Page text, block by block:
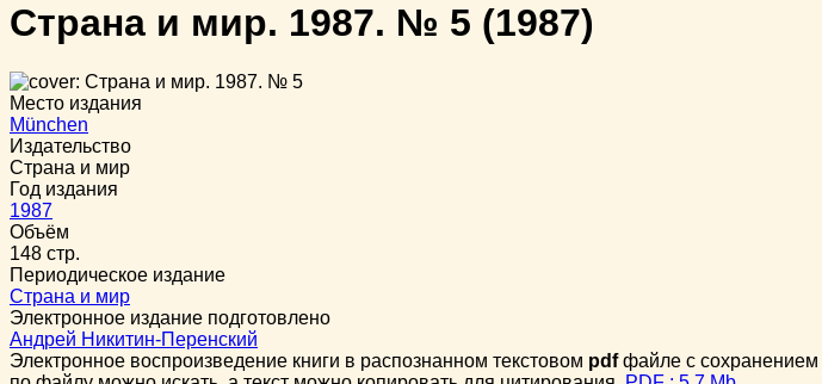
Страна и мир. 1987. № 5 (1987)
Место издания
München
Издательство
Страна и мир
Год издания
1987
Объём
148 стр.
Периодическое издание
Страна и мир
Электронное издание подготовлено
Андрей Никитин-Перенский
Электронное воспроизведение книги в распознанном текстовом pdfфайле с сохранением